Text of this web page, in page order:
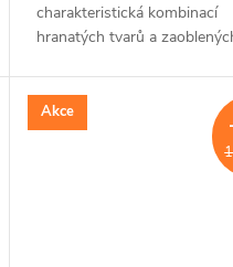
charakteristická kombinací
hranatých tvarů a
Série: FACTOR • Šířka: 65
Materiál: Mosaz •...
Akce